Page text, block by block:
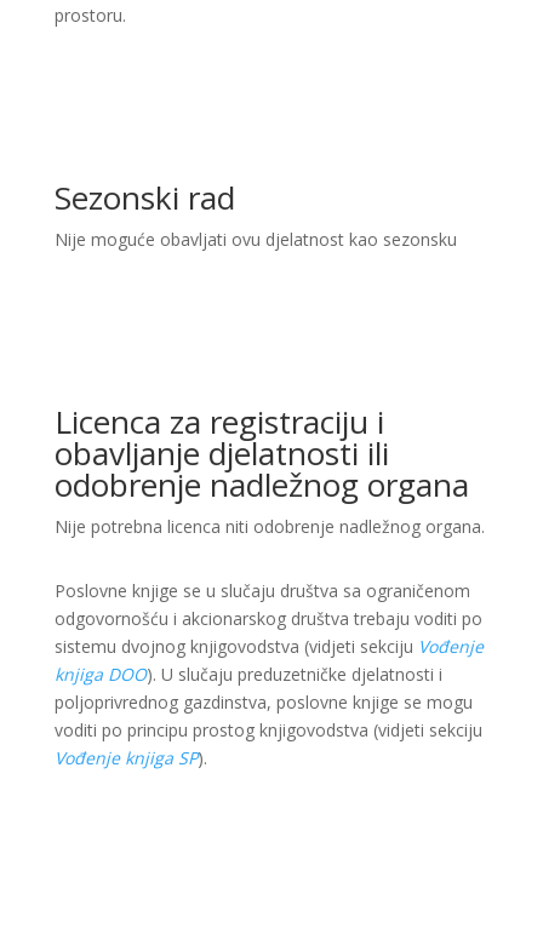
prostoru.
Sezonski rad
Nije moguće obavljati ovu djelatnost kao sezonsku
Licenca za registraciju i
obavljanje djelatnosti ili
odobrenje nadležnog organa
Nije potrebna licenca niti odobrenje nadležnog organa.
Poslovne knjige se u slučaju društva sa ograničenom
odgovornošću i akcionarskog društva trebaju voditi po
sistemu dvojnog knjigovodstva (vidjeti sekciju Vođenje
knjiga DOO). U slučaju preduzetničke djelatnosti i
poljoprivrednog gazdinstva, poslovne knjige se mogu
voditi po principu prostog knjigovodstva (vidjeti sekciju
Vođenje knjiga SP).